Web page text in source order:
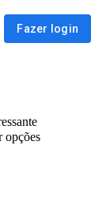
Fazer login
opções